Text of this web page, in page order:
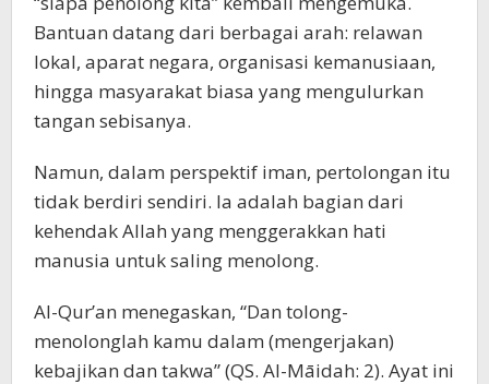
Bantuan datang dari berbagai arah: relawan
lokal, aparat negara, organisasi kemanusiaan,
hingga masyarakat biasa yang mengulurkan
tangan sebisanya.
Namun, dalam perspektif iman, pertolongan itu
tidak berdiri sendiri. Ia adalah bagian dari
kehendak Allah yang menggerakkan hati
manusia untuk saling menolong.
Al-Qur’an menegaskan, “Dan tolong-
menolonglah kamu dalam (mengerjakan)
kebajikan dan takwa” (QS. Al-Māidah: 2). Ayat ini